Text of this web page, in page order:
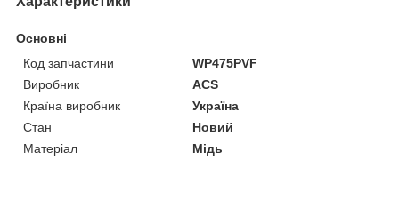
Основні
Код запчастини
WP475PVF
Виробник
ACS
Країна виробник
Україна
Стан
Новий
Матеріал
Мідь